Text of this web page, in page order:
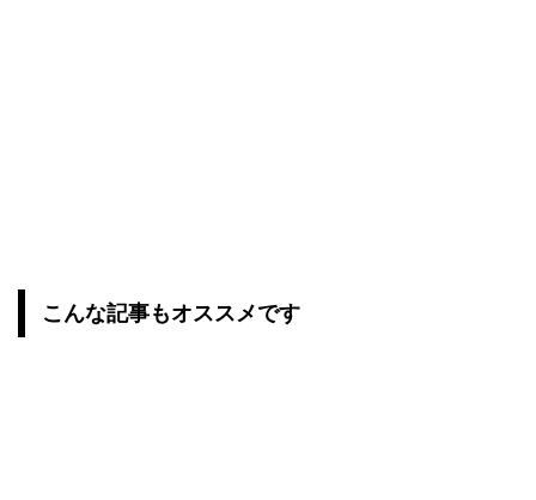
こんな記事もオススメです